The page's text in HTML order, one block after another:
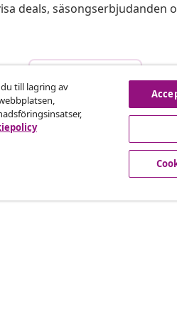
deals, säsongserbjudanden
Avbryta avtalet
till lagring av